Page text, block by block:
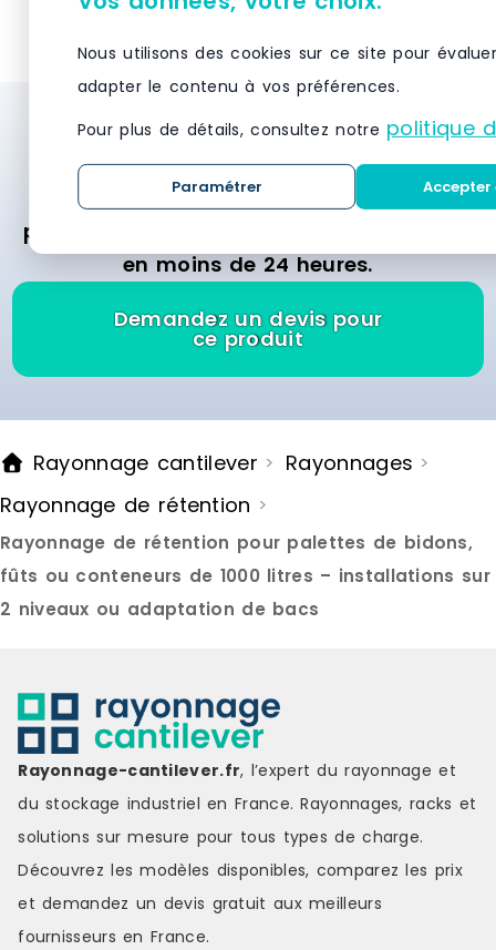
3ème niveauMontants et
caillebotis en acier
galvaniséMontage facile et
du sol
pour
Besoin d’un système de stockage et de
rayonnage ? Demandez des devis
gratuitement et recevez des offres
personnalisées des meilleurs fournisseurs
en moins de 24 heures.
Demandez un devis pour
ce produit
Rayonnage cantilever > Rayonnages >
Rayonnage de rétention >
Rayonnage de rétention pour palettes de bidons,
fûts ou conteneurs de 1000 litres – installations sur
2 niveaux ou adaptation de bacs
Nous utilisons des cookies sur ce site pour
adapter le contenu à vos préférences.
Pour plus de détails, consultez notre politique
Paramétrer
Rayonnage-cantilever.fr, l’expert du rayonnage et
du stockage industriel en France. Rayonnages, racks et
solutions sur mesure pour tous types de charge.
Découvrez les modèles disponibles, comparez les prix
et demandez un devis gratuit aux meilleurs
fournisseurs en France.